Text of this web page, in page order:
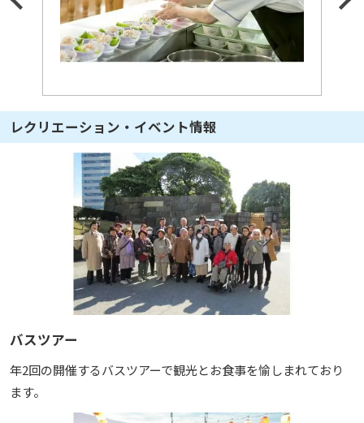
レクリエーション・イベント情報
バスツアー
年2回の開催するバスツアーで観光とお食事を愉しまれており
ます。